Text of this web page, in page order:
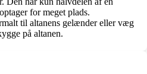
for meget plads.
til altanens gelænder eller væg
på altanen.